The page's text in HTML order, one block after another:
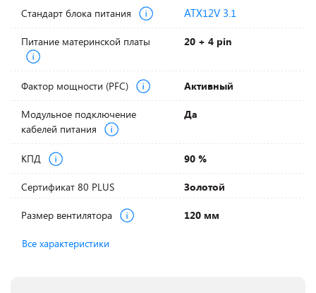
Стандарт блока питания ATX12V 3.1
Питание материнской платы 20 + 4 pin
Фактор мощности (PFC) Активный
Модульное подключение
кабелей питания
Да
КПД 90 %
Сертификат 80 PLUS Золотой
Размер вентилятора 120 мм
Все характеристики